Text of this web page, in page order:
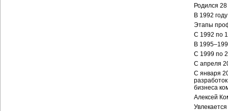
Родился
В 1992
Этапы
С 1992 по
В
С 1999 по
С апреля
С января
бизнеса
Алексей